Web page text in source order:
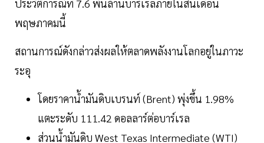
ประวัติการณ์ที่ 7.6 พันล้านบาร์เรลภายในสิ้นเดือน
พฤษภาคมนี้
สถานการณ์ดังกล่าวส่งผลให้ตลาดพลังงานโลกอยู่ในภาวะ
ระอุ
โดยราคาน้ำมันดิบเบรนท์ (Brent) พุ่งขึ้น 1.98%
แตะระดับ 111.42 ดอลลาร์ต่อบาร์เรล
ส่วนน้ำมันดิบ West Texas Intermediate (WTI)